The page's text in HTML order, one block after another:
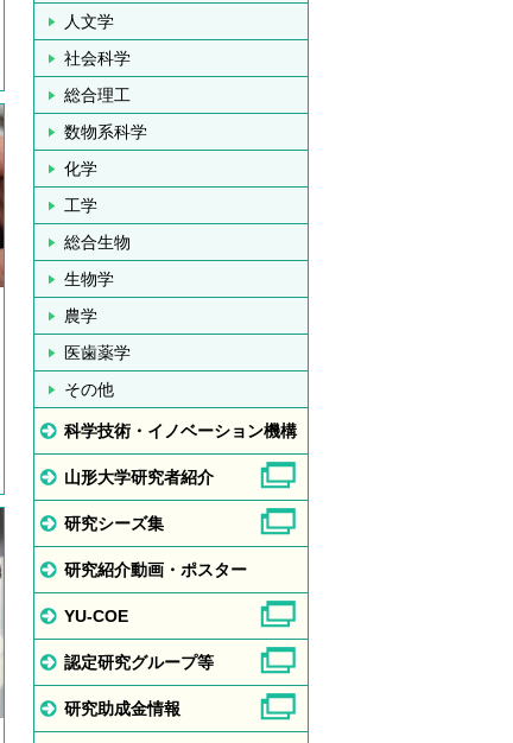
人文学
社会科学
総合理工
数物系科学
化学
工学
総合生物
生物学
農学
医歯薬学
その他
科学技術・イノベーション機構
山形大学研究者紹介
研究シーズ集
研究紹介動画・ポスター
YU-COE
認定研究グループ等
研究助成金情報